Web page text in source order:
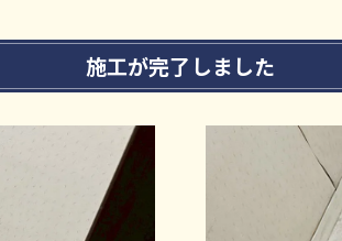
施工が完了しました